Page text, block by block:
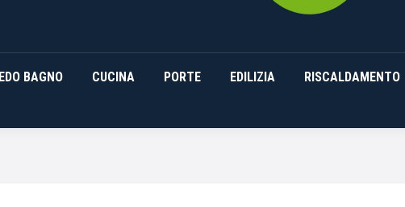
BAGNO CUCINA PORTE EDILIZIA RISCALDAMENTO